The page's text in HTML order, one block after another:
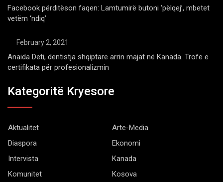
Facebook përditëson faqen: Lamtumirë butoni ‘pëlqej’, mbetet
vetëm ‘ndiq’
February 2, 2021
Anaida Deti, dentistja shqiptare arrin majat në Kanada. Trofe e
certifikata për profesionalizmin
Kategoritë Kryesore
Aktualitet
Arte-Media
Diaspora
Ekonomi
Intervista
Kanada
Komunitet
Kosova